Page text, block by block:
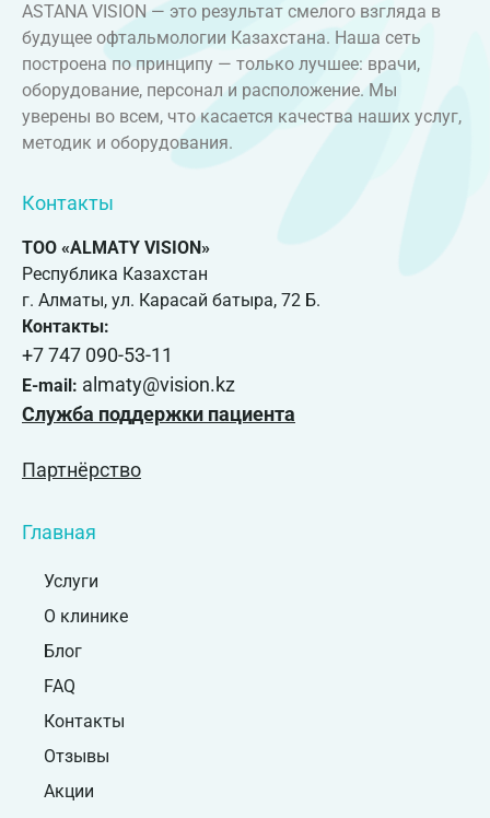
ASTANA VISION — это результат смелого взгляда в
будущее офтальмологии Казахстана. Наша сеть
построена по принципу — только лучшее: врачи,
оборудование, персонал и расположение. Мы
уверены во всем, что касается качества наших услуг,
методик и оборудования.
Контакты
ТОО «ALMATY VISION»
Республика Казахстан
г. Алматы, ул. Карасай батыра, 72 Б.
Контакты:
+7 747 090-53-11
E-mail: almaty@vision.kz
Служба поддержки пациента
Партнёрство
Главная
Услуги
О клинике
Блог
FAQ
Контакты
Отзывы
Акции